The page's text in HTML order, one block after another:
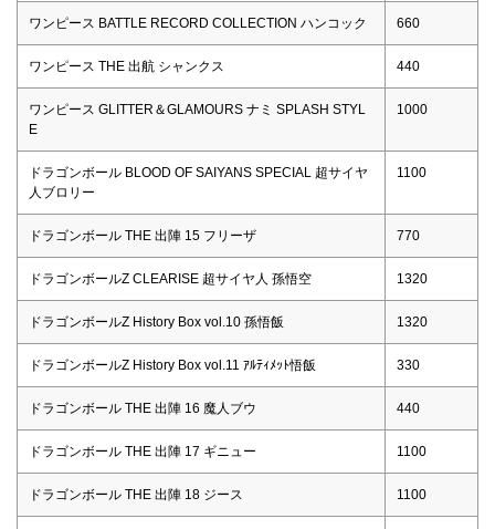
ワンピース BATTLE RECORD COLLECTION ハンコック 660
ワンピース THE 出航 シャンクス 440
ワンピース GLITTER＆GLAMOURS ナミ SPLASH STYL
E
1000
ドラゴンボール BLOOD OF SAIYANS SPECIAL 超サイヤ
人ブロリー
1100
ドラゴンボール THE 出陣 15 フリーザ 770
ドラゴンボールZ CLEARISE 超サイヤ人 孫悟空 1320
ドラゴンボールZ History Box vol.10 孫悟飯 1320
ドラゴンボールZ History Box vol.11 ｱﾙﾃｨﾒｯﾄ悟飯 330
ドラゴンボール THE 出陣 16 魔人ブウ 440
ドラゴンボール THE 出陣 17 ギニュー 1100
ドラゴンボール THE 出陣 18 ジース 1100